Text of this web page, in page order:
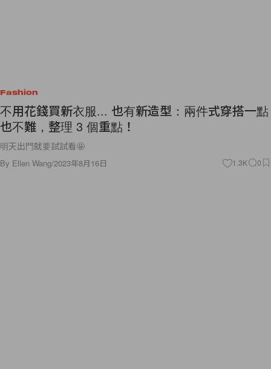
Fashion
不用花錢買新衣服... 也有新造型：兩件式穿搭一點
也不難，整理 3 個重點！
明天出門就要試試看🤩
By Ellen Wang/2023年8月16日 1.3K 0